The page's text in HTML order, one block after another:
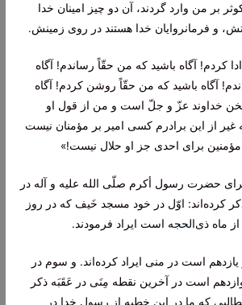
بر من وارد گردند، آن دو چیز امینان خدا
و فرمانروایان خدا هستند در روى زمینش.
كردم! آگاه باشید كه من حقّاً رساندم! آگاه
آگاه باشید كه من حقّاً روشن كردم! آگاه
سخن خداوند عزّ و جلّ است و من از قول او
غیر از این برادرم كسى امیر بر مؤمنان نیست
مؤمنین براى احدى جز او حلال نیست!»
حضرت رسول أكرم صلّى الله علیه و آله در
كرده‌اند: اوّل در خود مسجد خَیف كه در روز
ماه ذى‌الحجه است ایراد فرمودند.
است در منى ایراد كرده‌اند. و سوم در
است در آخرین نقطه مِنَى در عَقَبَه ذكر
كه ما در این خطبه از رسول خدا در